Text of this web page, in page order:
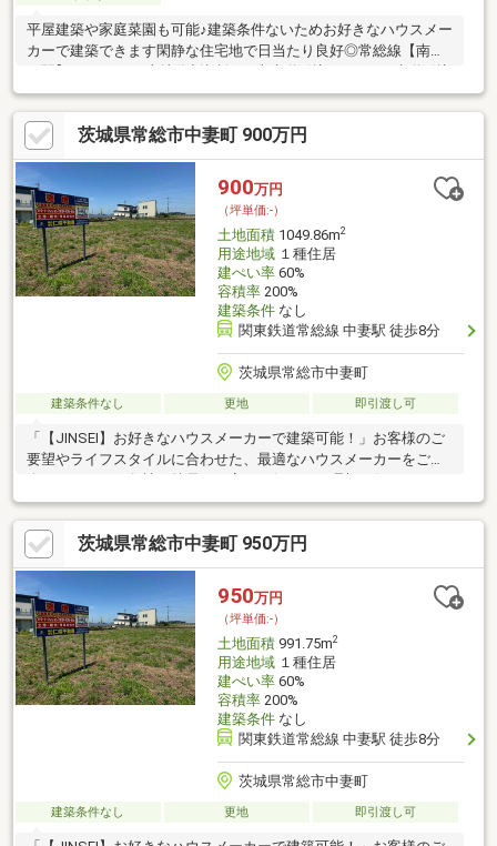
平屋建築や家庭菜園も可能♪建築条件ないためお好きなハウスメー
カーで建築できます閑静な住宅地で日当たり良好◎常総線【南石
済み
茨城県常総市中妻町 900万円
900万円
（坪単価:-）
土地面積1049.86m2
用途地域１種住居
建ぺい率60%
容積率200%
建築条件なし
関東鉄道常総線 中妻駅 徒歩8分
茨城県常総市中妻町
建築条件なし 更地 即引渡し可
「【JINSEI】お好きなハウスメーカーで建築可能！」お客様のご
要望やライフスタイルに合わせた、最適なハウスメーカーをご紹
りを全力でサポートします。さらに、提携する信頼できる金融機
関をご案内し、住宅ローンや資金計画についても専門スタッフが
しっかりサポートいたします。初めての方でも安心してご相談い
ただけます。「ぜひお気軽にお問い合わせください。」住まいづ
くりの第一歩を一緒に始めましょう。お電話やメールでのお問い
合わせをお待ちしております。
茨城県常総市中妻町 950万円
950万円
（坪単価:-）
土地面積991.75m2
用途地域１種住居
建ぺい率60%
容積率200%
建築条件なし
関東鉄道常総線 中妻駅 徒歩8分
茨城県常総市中妻町
建築条件なし 更地 即引渡し可